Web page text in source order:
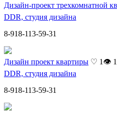
Дизайн-проект трехкомнатной
DDR, студия дизайна
8-918-113-59-31
Дизайн проект квартиры ♡ 1 👁
DDR, студия дизайна
8-918-113-59-31